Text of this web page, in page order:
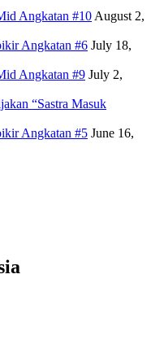
Angkatan #10 August 2,
Angkatan #6 July 18,
Angkatan #9 July 2,
“Sastra Masuk
Angkatan #5 June 16,